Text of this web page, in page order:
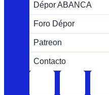
Dépor ABANCA
Foro Dépor
Patreon
Contacto